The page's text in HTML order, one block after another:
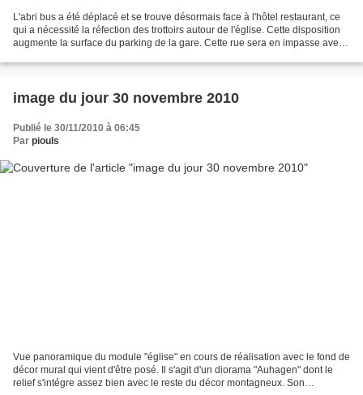
L'abri bus a été déplacé et se trouve désormais face à l'hôtel restaurant, ce
qui a nécessité la réfection des trottoirs autour de l'église. Cette disposition
augmente la surface du parking de la gare. Cette rue sera en impasse avec
image du jour 30 novembre 2010
Publié le 30/11/2010 à 06:45
Par piouls
Vue panoramique du module "église" en cours de réalisation avec le fond de
décor mural qui vient d'être posé. Il s'agit d'un diorama "Auhagen" dont le
relief s'intégre assez bien avec le reste du décor montagneux. Son